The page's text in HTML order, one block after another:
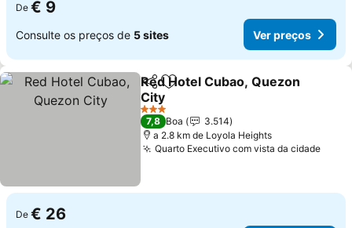
De € 9
Consulte os preços de 5 sites Ver preços
PartilharAdicionar aos favoritos
Red Hotel Cubao, Quezon
City
Ver preços
3 Estrelas
7,8 Boa
3.514
a 2.8 km de Loyola Heights
Quarto Executivo com vista da cidadeVer
De € 26